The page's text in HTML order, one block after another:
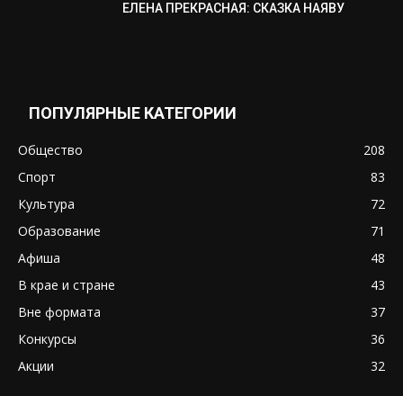
ЕЛЕНА ПРЕКРАСНАЯ: СКАЗКА НАЯВУ
ПОПУЛЯРНЫЕ КАТЕГОРИИ
Общество
208
Спорт
83
Культура
72
Образование
71
Афиша
48
В крае и стране
43
Вне формата
37
Конкурсы
36
Акции
32